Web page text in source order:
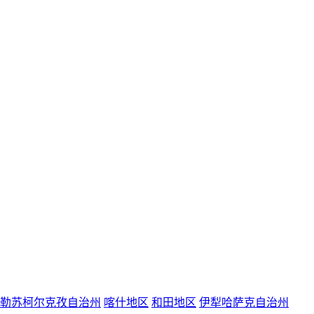
苏柯尔克孜自治州 喀什地区 和田地区 伊犁哈萨克自治州